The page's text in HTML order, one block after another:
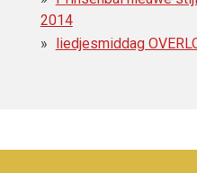
2014
liedjesmiddag